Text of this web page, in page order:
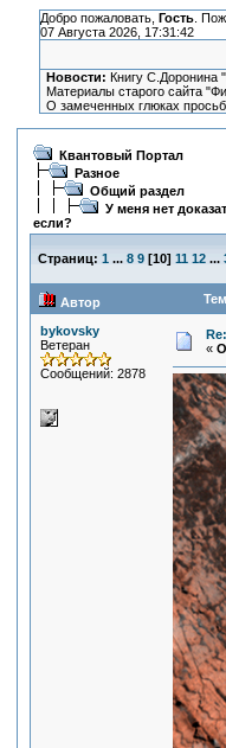
Добро пожаловать, Гость.
07 Августа 2026, 17:31:42
Новости: Книгу С.Доронина
Материалы старого сайта
О замеченных глюках
Квантовый Портал
Разное
Общий раздел
У меня нет
если?
Страниц: 1 ... 8 9 [10] 11 12 ...
Автор
bykovsky
Ветеран
Сообщений: 2878
«